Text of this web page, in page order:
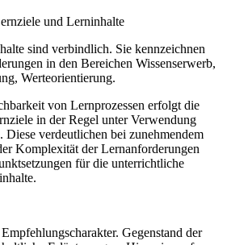
und Lerninhalte
sind verbindlich. Sie kennzeichnen
in den Bereichen Wissenserwerb,
Werteorientierung.
von Lernprozessen erfolgt die
in der Regel unter Verwendung
verdeutlichen bei zunehmendem
Komplexität der Lernanforderungen
für die unterrichtliche
Gegenstand der